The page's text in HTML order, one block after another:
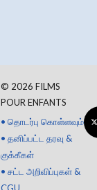
© 2026 FILMS
POUR ENFANTS
• தொடர்பு கொள்ளவும்
• தனிப்பட்ட தரவு &
குக்கீகள்
• சட்ட அறிவிப்புகள் &